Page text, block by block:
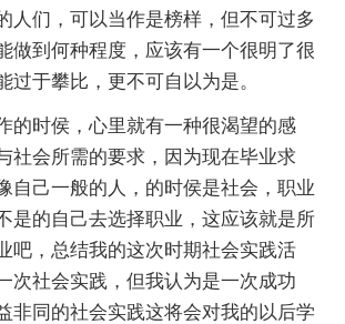
人们，可以当作是榜样，但不可过多
做到何种程度，应该有一个很明了很
过于攀比，更不可自以为是。
时侯，心里就有一种很渴望的感
社会所需的要求，因为现在毕业求
自己一般的人，的时侯是社会，职业
是的自己去选择职业，这应该就是所
吧，总结我的这次时期社会实践活
次社会实践，但我认为是一次成功
非同的社会实践这将会对我的以后学